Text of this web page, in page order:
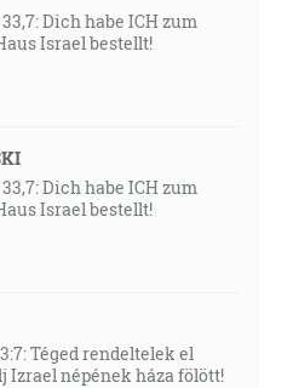
Dich habe ICH zum
Israel bestellt!
Dich habe ICH zum
Israel bestellt!
Téged rendeltelek el
Izrael népének háza fölött!